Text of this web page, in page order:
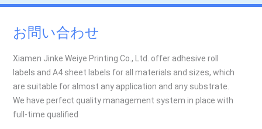
お選びください。BOPPなどのフィルム素材に、一貫した高品質
の印刷を実現します。大規模注文と中規模注文の両方に対応で
きる柔軟な生産体制を提供します。最後にBOPPは、耐久性、美
観、性能を兼ね備え、現代のパッケージングのニーズを満た
す、非常に汎用性が高く信頼性の高いラベル素材です。 防水
性、耐久性、そして見た目の美しさを兼ね備えたラベルをお探
しなら、BOPPは最適な選択肢です。サンプルをご希望の方、ま
お問い合わせ
Xiamen Jinke Weiye Printing Co., Ltd. offer adhesive roll
labels and A4 sheet labels for all materials and sizes, which
are suitable for almost any application and any substrate.
We have perfect quality management system in place with
full-time qualified